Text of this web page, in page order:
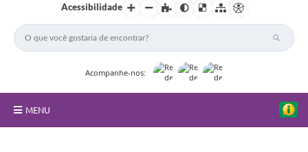
Acessibilidade
Acompanhe-nos:
MENU